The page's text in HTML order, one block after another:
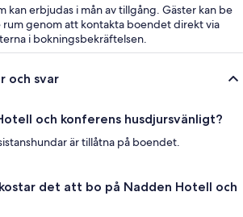
kan erbjudas i mån av tillgång. Gäster kan be
rum genom att kontakta boendet direkt via
i bokningsbekräftelsen.
och svar
och konferens husdjursvänligt?
är tillåtna på boendet.
det att bo på Nadden Hotell och